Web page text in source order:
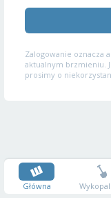
Zalogowanie oznacza
aktualnym brzmieniu.
prosimy o
Główna